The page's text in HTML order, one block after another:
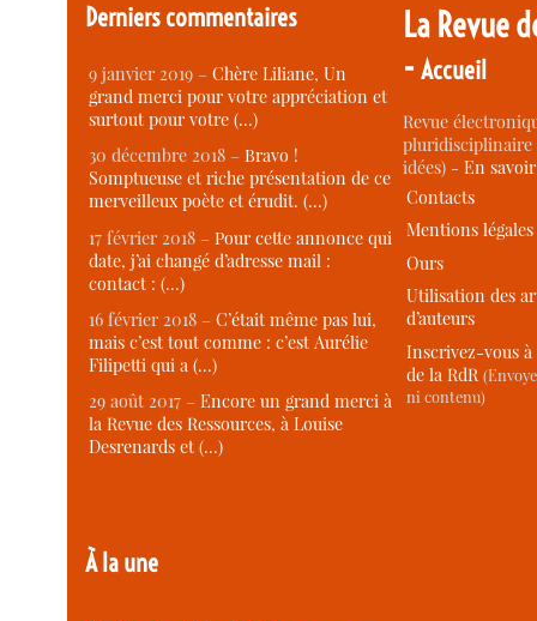
Derniers commentaires
9 janvier 2019 –Chère Liliane, Un
grand merci pour votre appréciation et
surtout pour votre (…)
30 décembre 2018 –Bravo !
Somptueuse et riche présentation de ce
merveilleux poète et érudit. (…)
17 février 2018 –Pour cette annonce qui
date, j’ai changé d’adresse mail :
contact : (…)
16 février 2018 –C’était même pas lui,
mais c’est tout comme : c’est Aurélie
Filipetti qui a (…)
29 août 2017 –Encore un grand merci à
la Revue des Ressources, à Louise
Desrenards et (…)
À la une
La Revue
-Accueil
Revue
idées) -En
Contacts
Mentions légales
Ours
Utilisation des
d’auteurs
Inscrivez-vous
de la RdR
ni contenu)